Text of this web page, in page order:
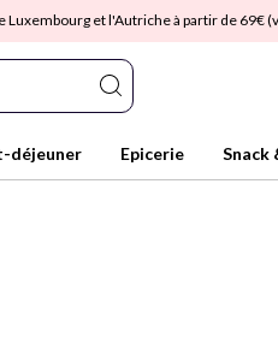
Luxembourg et l'Autriche à partir de 69€
déjeuner Epicerie Snack